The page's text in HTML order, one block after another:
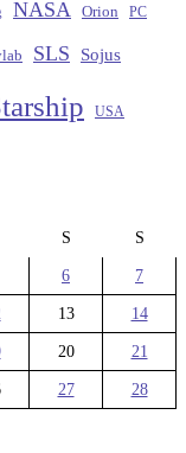
NASA Orion PC
SLS Sojus
USA
S S
6 7
13 14
20 21
27
28